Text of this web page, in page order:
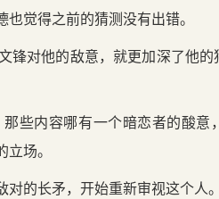
觉得之前的猜测没有出错。
锋对他的敌意，就更加深了他
些内容哪有一个暗恋者的酸意
场。
的长矛，开始重新审视这个人。